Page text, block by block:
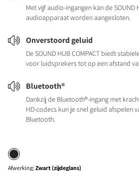
Met vijf audio-ingangen kan de SOUND
audioapparaat worden aangesloten.
Onverstoord geluid
De SOUND HUB COMPACT biedt
voor luidsprekers tot op een afstand
Bluetooth®
Dankzij de Bluetooth®-ingang met
HD-codecs kun je snel geluid afspelen
Bluetooth.
Afwerking: Zwart (zijdeglans)